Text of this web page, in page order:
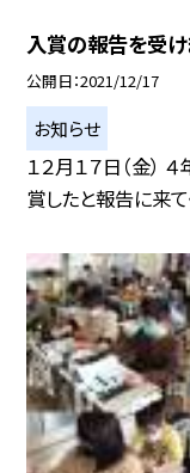
入賞の報告を受け
公開日 2021/12/17
お知らせ
１２月１７日（金）
賞したと報告に来て